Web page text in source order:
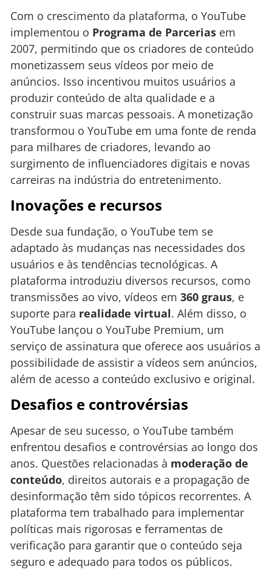
Com o crescimento da plataforma, o YouTube
implementou o Programa de Parcerias em
2007, permitindo que os criadores de conteúdo
monetizassem seus vídeos por meio de
anúncios. Isso incentivou muitos usuários a
produzir conteúdo de alta qualidade e a
construir suas marcas pessoais. A monetização
transformou o YouTube em uma fonte de renda
para milhares de criadores, levando ao
surgimento de influenciadores digitais e novas
carreiras na indústria do entretenimento.
Inovações e recursos
Desde sua fundação, o YouTube tem se
adaptado às mudanças nas necessidades dos
usuários e às tendências tecnológicas. A
plataforma introduziu diversos recursos, como
transmissões ao vivo, vídeos em 360 graus, e
suporte para realidade virtual. Além disso, o
YouTube lançou o YouTube Premium, um
serviço de assinatura que oferece aos usuários a
possibilidade de assistir a vídeos sem anúncios,
além de acesso a conteúdo exclusivo e original.
Desafios e controvérsias
Apesar de seu sucesso, o YouTube também
enfrentou desafios e controvérsias ao longo dos
anos. Questões relacionadas à moderação de
conteúdo, direitos autorais e a propagação de
desinformação têm sido tópicos recorrentes. A
plataforma tem trabalhado para implementar
políticas mais rigorosas e ferramentas de
verificação para garantir que o conteúdo seja
seguro e adequado para todos os públicos.